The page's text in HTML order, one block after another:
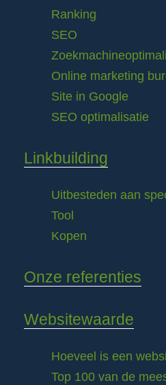
Ranking
SEO
Online marketing
Site in Google
SEO optimalisatie
Linkbuilding
Uitbesteden aan
Tool
Kopen
Onze referenties
Websitewaarde
Hoeveel is een
Top 100 van de